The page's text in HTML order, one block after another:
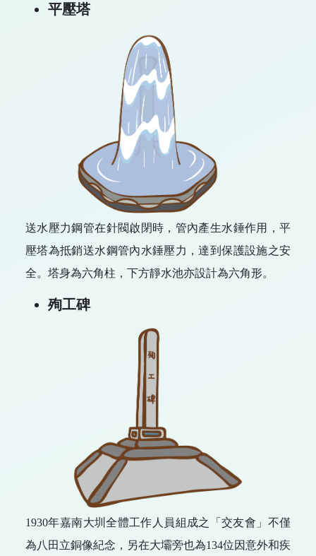
平壓塔
送水壓力鋼管在針閥啟閉時，管內產生水錘作用，平
壓塔為抵銷送水鋼管內水錘壓力，達到保護設施之安
全。塔身為六角柱，下方靜水池亦設計為六角形。
殉工碑
1930年嘉南大圳全體工作人員組成之「交友會」不僅
為八田立銅像紀念，另在大壩旁也為134位因意外和疾